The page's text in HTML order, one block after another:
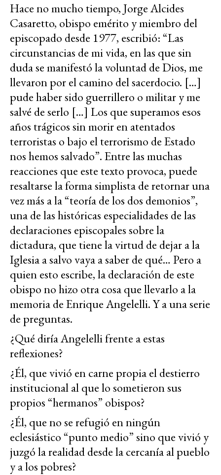
Hace no mucho tiempo, Jorge Alcides
Casaretto, obispo emérito y miembro del
episcopado desde 1977, escribió: “Las
circunstancias de mi vida, en las que sin
duda se manifestó la voluntad de Dios, me
llevaron por el camino del sacerdocio. […]
pude haber sido guerrillero o militar y me
salvé de serlo […] Los que superamos esos
años trágicos sin morir en atentados
terroristas o bajo el terrorismo de Estado
nos hemos salvado”. Entre las muchas
reacciones que este texto provoca, puede
resaltarse la forma simplista de retornar una
vez más a la “teoría de los dos demonios”,
una de las históricas especialidades de las
declaraciones episcopales sobre la
dictadura, que tiene la virtud de dejar a la
Iglesia a salvo vaya a saber de qué… Pero a
quien esto escribe, la declaración de este
obispo no hizo otra cosa que llevarlo a la
memoria de Enrique Angelelli. Y a una serie
de preguntas.
¿Qué diría Angelelli frente a estas
reflexiones?
¿Él, que vivió en carne propia el destierro
institucional al que lo sometieron sus
propios “hermanos” obispos?
¿Él, que no se refugió en ningún
eclesiástico “punto medio” sino que vivió y
juzgó la realidad desde la cercanía al pueblo
y a los pobres?